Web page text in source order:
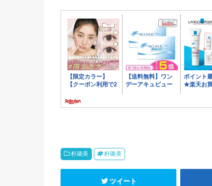
朴璐美 朴璐美
ツイート